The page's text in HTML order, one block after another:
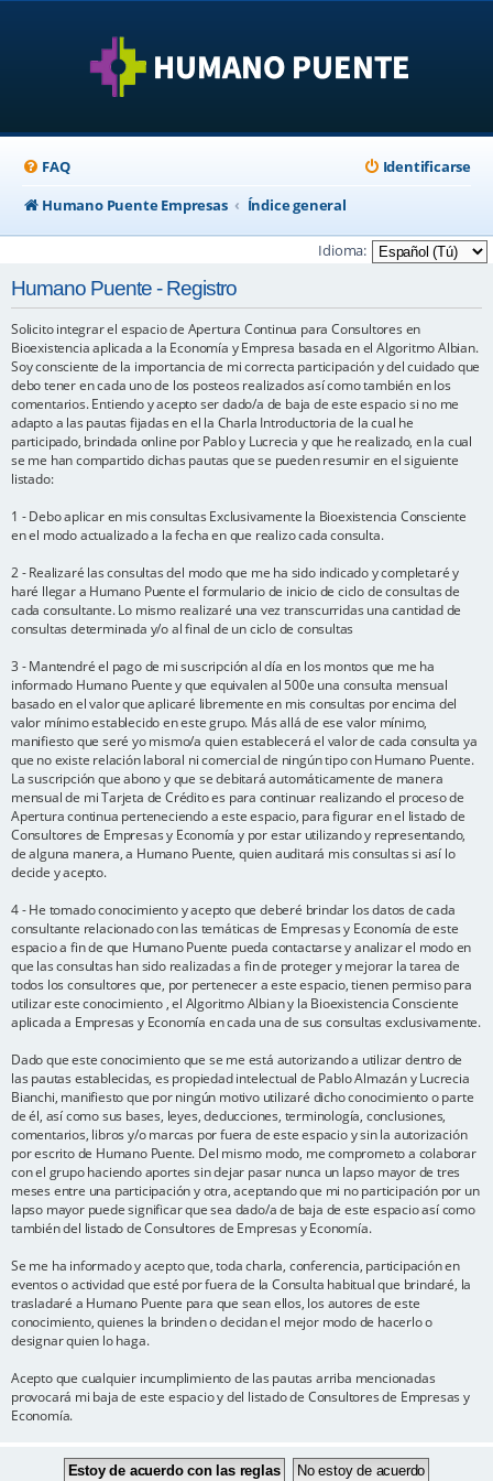
FAQ
Identificarse
Humano Puente Empresas
Índice general
Idioma:
Humano Puente - Registro
Solicito integrar el espacio de Apertura Continua para Consultores en
Bioexistencia aplicada a la Economía y Empresa basada en el Algoritmo Albian.
Soy consciente de la importancia de mi correcta participación y del cuidado que
debo tener en cada uno de los posteos realizados así como también en los
comentarios. Entiendo y acepto ser dado/a de baja de este espacio si no me
adapto a las pautas fijadas en el la Charla Introductoria de la cual he
participado, brindada online por Pablo y Lucrecia y que he realizado, en la cual
se me han compartido dichas pautas que se pueden resumir en el siguiente
listado:
1 - Debo aplicar en mis consultas Exclusivamente la Bioexistencia Consciente
en el modo actualizado a la fecha en que realizo cada consulta.
2 - Realizaré las consultas del modo que me ha sido indicado y completaré y
haré llegar a Humano Puente el formulario de inicio de ciclo de consultas de
cada consultante. Lo mismo realizaré una vez transcurridas una cantidad de
consultas determinada y/o al final de un ciclo de consultas
3 - Mantendré el pago de mi suscripción al día en los montos que me ha
informado Humano Puente y que equivalen al 500e una consulta mensual
basado en el valor que aplicaré libremente en mis consultas por encima del
valor mínimo establecido en este grupo. Más allá de ese valor mínimo,
manifiesto que seré yo mismo/a quien establecerá el valor de cada consulta ya
que no existe relación laboral ni comercial de ningún tipo con Humano Puente.
La suscripción que abono y que se debitará automáticamente de manera
mensual de mi Tarjeta de Crédito es para continuar realizando el proceso de
Apertura continua perteneciendo a este espacio, para figurar en el listado de
Consultores de Empresas y Economía y por estar utilizando y representando,
de alguna manera, a Humano Puente, quien auditará mis consultas si así lo
decide y acepto.
4 - He tomado conocimiento y acepto que deberé brindar los datos de cada
consultante relacionado con las temáticas de Empresas y Economía de este
espacio a fin de que Humano Puente pueda contactarse y analizar el modo en
que las consultas han sido realizadas a fin de proteger y mejorar la tarea de
todos los consultores que, por pertenecer a este espacio, tienen permiso para
utilizar este conocimiento , el Algoritmo Albian y la Bioexistencia Consciente
aplicada a Empresas y Economía en cada una de sus consultas exclusivamente.
Dado que este conocimiento que se me está autorizando a utilizar dentro de
las pautas establecidas, es propiedad intelectual de Pablo Almazán y Lucrecia
Bianchi, manifiesto que por ningún motivo utilizaré dicho conocimiento o parte
de él, así como sus bases, leyes, deducciones, terminología, conclusiones,
comentarios, libros y/o marcas por fuera de este espacio y sin la autorización
por escrito de Humano Puente. Del mismo modo, me comprometo a colaborar
con el grupo haciendo aportes sin dejar pasar nunca un lapso mayor de tres
meses entre una participación y otra, aceptando que mi no participación por un
lapso mayor puede significar que sea dado/a de baja de este espacio así como
también del listado de Consultores de Empresas y Economía.
Se me ha informado y acepto que, toda charla, conferencia, participación en
eventos o actividad que esté por fuera de la Consulta habitual que brindaré, la
trasladaré a Humano Puente para que sean ellos, los autores de este
conocimiento, quienes la brinden o decidan el mejor modo de hacerlo o
designar quien lo haga.
Acepto que cualquier incumplimiento de las pautas arriba mencionadas
provocará mi baja de este espacio y del listado de Consultores de Empresas y
Economía.